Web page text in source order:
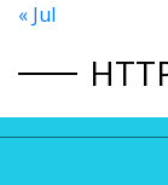
« Jul